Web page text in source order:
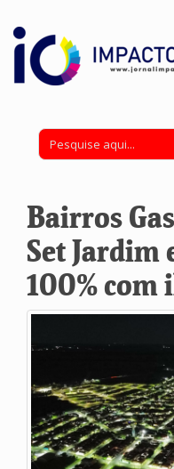
Bairros
Set Jardim
100% com